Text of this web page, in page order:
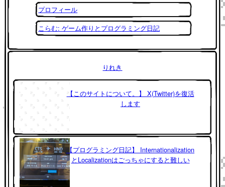
プロフィール
こらむ: ゲーム作りとプログラミング日記
りれき
【このサイトについて。】 X(Twitter)を復活
します
【プログラミング日記】 Internationalization
とLocalizationはごっちゃにすると難しい